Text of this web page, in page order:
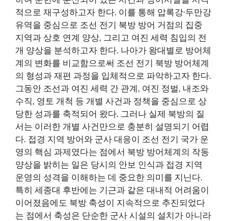
적으로 재구성하고자 한다. 이를 통해 압록강·두만강
유역을 중심으로 조선 전기 북방 방어 거점의 집중
지역과 상호 연계 양상, 그리고 여진 세력 침입의 전
개 양상을 분석하고자 한다. 나아가 왕대별로 방어체
계의 변화를 비교함으로써 조선 전기 북방 방어체계
의 형성과 재편 과정을 입체적으로 파악하고자 한다.
그동안 조선과 여진 세력 간 관계, 여진 정벌, 내조와
수직, 영토 개척 등 개별 사건과 정책을 중심으로 상
당한 성과를 축적되어 왔다. 그러나 실제 북방의 질
서는 이러한 개별 사건만으로 충분히 설명되기 어렵
다. 접경 지역 방어와 군사 대응이 조선 전기 국가 운
영의 핵심 과제였다는 점에서 북방 방어체계의 작동
양상을 밝히는 일은 당시의 안보 인식과 접경 지역
운영의 성격을 이해하는 데 중요한 의미를 지닌다.
특히 세종대 후반에는 기근과 같은 대내적 어려움이
이어졌음에도 북방 축성이 지속적으로 추진되었다
는 점에서 축성은 단순한 군사 시설의 설치가 아니라